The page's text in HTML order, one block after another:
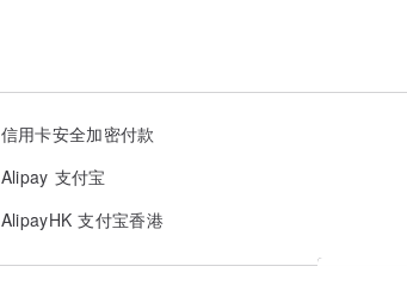
信用卡安全加密付款
Alipay 支付宝
AlipayHK 支付宝香港